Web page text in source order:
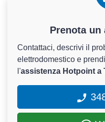
Prenota un
Contattaci, descrivi il
elettrodomestico e
l'assistenza Hotpoint a